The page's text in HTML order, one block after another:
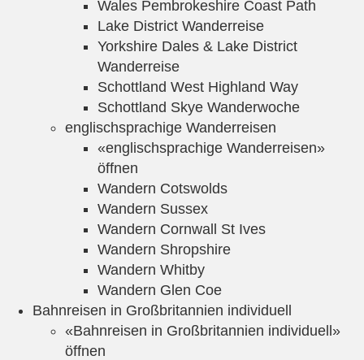
Wales Pembrokeshire Coast Path
Lake District Wanderreise
Yorkshire Dales & Lake District
Wanderreise
Schottland West Highland Way
Schottland Skye Wanderwoche
englischsprachige Wanderreisen
«englischsprachige Wanderreisen»
öffnen
Wandern Cotswolds
Wandern Sussex
Wandern Cornwall St Ives
Wandern Shropshire
Wandern Whitby
Wandern Glen Coe
Bahnreisen in Großbritannien individuell
«Bahnreisen in Großbritannien individuell»
öffnen